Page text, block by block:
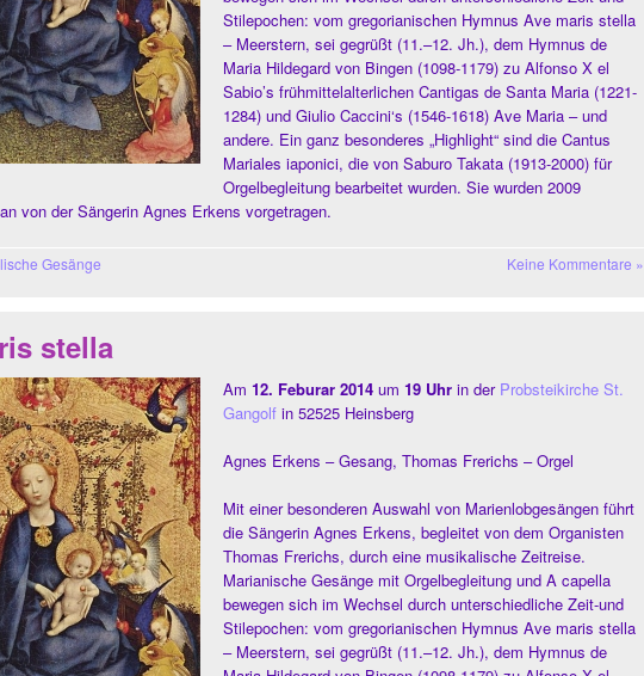
Stilepochen: vom gregorianischen Hymnus Ave maris stella
– Meerstern, sei gegrüßt (11.–12. Jh.), dem Hymnus de
Maria Hildegard von Bingen (1098-1179) zu Alfonso X el
Sabio’s frühmittelalterlichen Cantigas de Santa Maria (1221-
1284) und Giulio Caccini‘s (1546-1618) Ave Maria – und
andere. Ein ganz besonderes „Highlight“ sind die Cantus
Mariales iaponici, die von Saburo Takata (1913-2000) für
Orgelbegleitung bearbeitet wurden. Sie wurden 2009
von der Sängerin Agnes Erkens vorgetragen.
Gesänge Keine Kommentare »
stella
Am 12. Feburar 2014 um 19 Uhr in der Probsteikirche St.
Gangolf in 52525 Heinsberg
Agnes Erkens – Gesang, Thomas Frerichs – Orgel
Mit einer besonderen Auswahl von Marienlobgesängen führt
die Sängerin Agnes Erkens, begleitet von dem Organisten
Thomas Frerichs, durch eine musikalische Zeitreise.
Marianische Gesänge mit Orgelbegleitung und A capella
bewegen sich im Wechsel durch unterschiedliche Zeit-und
Stilepochen: vom gregorianischen Hymnus Ave maris stella
– Meerstern, sei gegrüßt (11.–12. Jh.), dem Hymnus de